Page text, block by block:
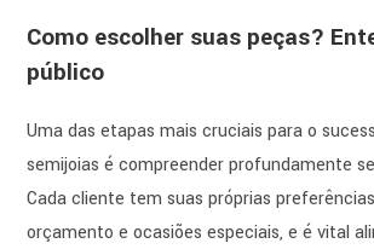
Como escolher suas peças?
público
Uma das etapas mais cruciais para o
semijoias é compreender profundamente
Cada cliente tem suas próprias
orçamento e ocasiões especiais, e é vital